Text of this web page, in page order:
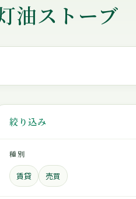
油ストーブ
絞り込み
種別
賃貸 売買